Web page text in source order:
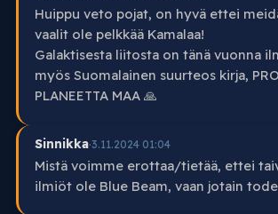
Huippu veto pojat, on hyvä ettei
vaalit ole pelkkää Kamalaa!
Galaktisesta liitosta on tänä vuonna
myös Suomalainen suurteos kirja,
PLANEETTA MAA 🙏
Sinnikka·3.11.2024 01:04
Mistä voimme erottaa/tietää, ettei
ilmiöt ole Blue Beam, vaan jotain